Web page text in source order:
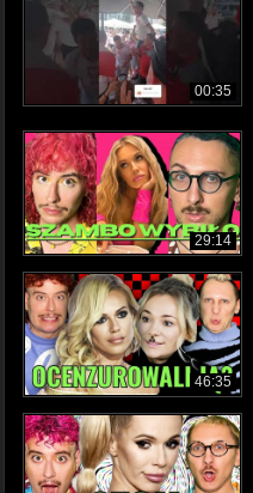
00:35
29:14
46:35